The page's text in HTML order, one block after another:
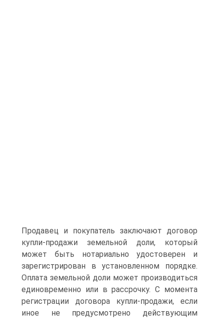
Продавец и покупатель заключают договор
купли-продажи земельной доли, который
может быть нотариально удостоверен и
зарегистрирован в установленном порядке.
Оплата земельной доли может производиться
единовременно или в рассрочку. С момента
регистрации договора купли-продажи, если
иное не предусмотрено действующим